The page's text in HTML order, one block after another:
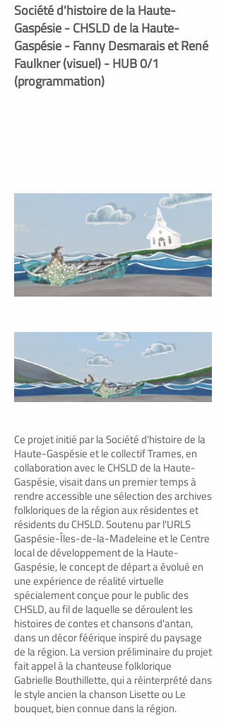
Société d'histoire de la Haute-
Gaspésie - CHSLD de la Haute-
Gaspésie - Fanny Desmarais et René
Faulkner (visuel) - HUB 0/1
(programmation)
Ce projet initié par la Société d'histoire de la
Haute-Gaspésie et le collectif Trames, en
collaboration avec le CHSLD de la Haute-
Gaspésie, visait dans un premier temps à
rendre accessible une sélection des archives
folkloriques de la région aux résidentes et
résidents du CHSLD. Soutenu par l'URLS
Gaspésie-Îles-de-la-Madeleine et le Centre
local de développement de la Haute-
Gaspésie, le concept de départ a évolué en
une expérience de réalité virtuelle
spécialement conçue pour le public des
CHSLD, au fil de laquelle se déroulent les
histoires de contes et chansons d'antan,
dans un décor féérique inspiré du paysage
de la région. La version préliminaire du projet
fait appel à la chanteuse folklorique
Gabrielle Bouthillette, qui a réinterprété dans
le style ancien la chanson Lisette ou Le
bouquet, bien connue dans la région.